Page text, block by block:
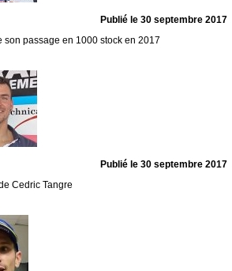
Publié le 30 septembre 2017
passage en 1000 stock en 2017
Publié le 30 septembre 2017
Cedric Tangre